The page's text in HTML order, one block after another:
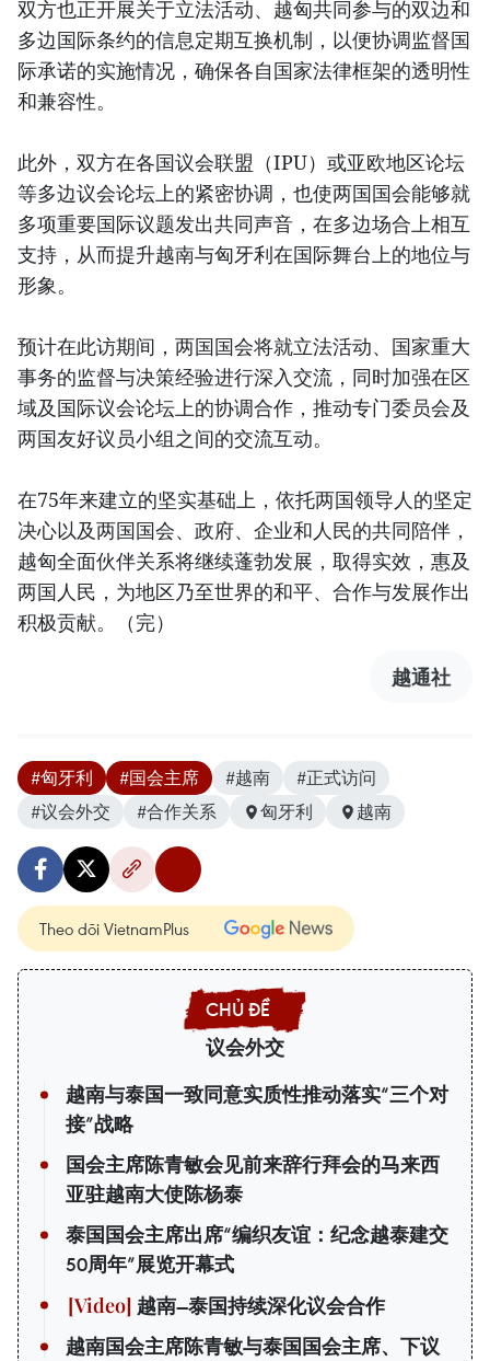
双方也正开展关于立法活动、越匈共同参与的双边和
多边国际条约的信息定期互换机制，以便协调监督国
际承诺的实施情况，确保各自国家法律框架的透明性
和兼容性。
此外，双方在各国议会联盟（IPU）或亚欧地区论坛
等多边议会论坛上的紧密协调，也使两国国会能够就
多项重要国际议题发出共同声音，在多边场合上相互
支持，从而提升越南与匈牙利在国际舞台上的地位与
形象。
预计在此访期间，两国国会将就立法活动、国家重大
事务的监督与决策经验进行深入交流，同时加强在区
域及国际议会论坛上的协调合作，推动专门委员会及
两国友好议员小组之间的交流互动。
在75年来建立的坚实基础上，依托两国领导人的坚定
决心以及两国国会、政府、企业和人民的共同陪伴，
越匈全面伙伴关系将继续蓬勃发展，取得实效，惠及
两国人民，为地区乃至世界的和平、合作与发展作出
积极贡献。（完）
越通社
#匈牙利 #国会主席 #越南
#正式访问
#议会外交
#合作关系 匈牙利 越南
Theo dõi VietnamPlus
议会外交
越南与泰国一致同意实质性推动落实“三个对
接”战略
国会主席陈青敏会见前来辞行拜会的马来西
亚驻越南大使陈杨泰
泰国国会主席出席“编织友谊：纪念越泰建交
50周年”展览开幕式
越南—泰国持续深化议会合作
越南国会主席陈青敏与泰国国会主席、下议